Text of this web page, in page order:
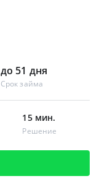
до 51 дня
Срок займа
15 мин.
Решение